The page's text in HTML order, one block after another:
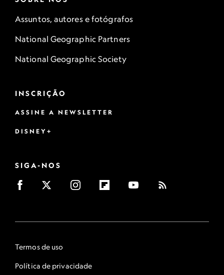
Assuntos, autores e fotógrafos
National Geographic Partners
National Geographic Society
INSCRIÇÃO
ASSINE A NEWSLETTER
DISNEY+
SIGA-NOS
Termos de uso
Política de privacidade